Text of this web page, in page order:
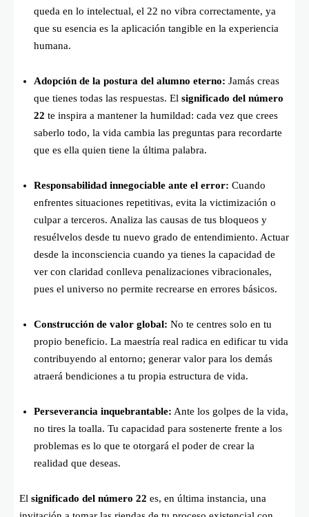
queda en lo intelectual, el 22 no vibra correctamente, ya
que su esencia es la aplicación tangible en la experiencia
humana.
Adopción de la postura del alumno eterno: Jamás creas
que tienes todas las respuestas. El significado del número
22 te inspira a mantener la humildad: cada vez que crees
saberlo todo, la vida cambia las preguntas para recordarte
que es ella quien tiene la última palabra.
Responsabilidad innegociable ante el error: Cuando
enfrentes situaciones repetitivas, evita la victimización o
culpar a terceros. Analiza las causas de tus bloqueos y
resuélvelos desde tu nuevo grado de entendimiento. Actuar
desde la inconsciencia cuando ya tienes la capacidad de
ver con claridad conlleva penalizaciones vibracionales,
pues el universo no permite recrearse en errores básicos.
Construcción de valor global: No te centres solo en tu
propio beneficio. La maestría real radica en edificar tu vida
contribuyendo al entorno; generar valor para los demás
atraerá bendiciones a tu propia estructura de vida.
Perseverancia inquebrantable: Ante los golpes de la vida,
no tires la toalla. Tu capacidad para sostenerte frente a los
problemas es lo que te otorgará el poder de crear la
realidad que deseas.
El significado del número 22 es, en última instancia, una